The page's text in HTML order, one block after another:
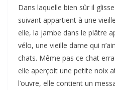
Dans laquelle bien sûr il
suivant appartient à une
elle, la jambe dans le plâtre
vélo, une vieille dame qui
chats. Même pas ce chat
elle aperçoit une petite noix
l’ouvre, elle contient un